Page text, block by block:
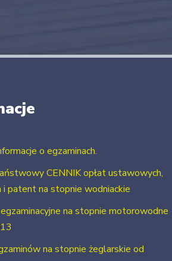
o egzaminach.
CENNIK opłat ustawowych,
i patent na stopnie wodniackie
na stopnie motorowodne
na stopnie żeglarskie od